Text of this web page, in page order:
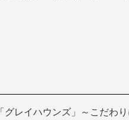
「グレイハウンズ」～こだわ